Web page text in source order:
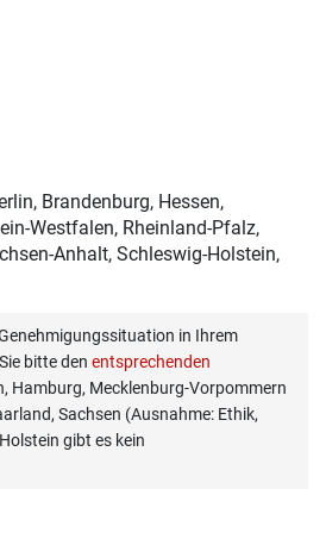
Brandenburg, Hessen,
Westfalen, Rheinland-Pfalz,
Anhalt, Schleswig-Holstein,
in Ihrem
bitte den entsprechenden
Hamburg, Mecklenburg-Vorpommern
Sachsen (Ausnahme: Ethik,
gibt es kein